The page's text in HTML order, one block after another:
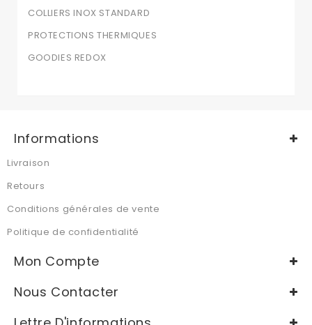
COLLIERS INOX STANDARD
PROTECTIONS THERMIQUES
GOODIES REDOX
Informations
Livraison
Retours
Conditions générales de vente
Politique de confidentialité
Mon Compte
Nous Contacter